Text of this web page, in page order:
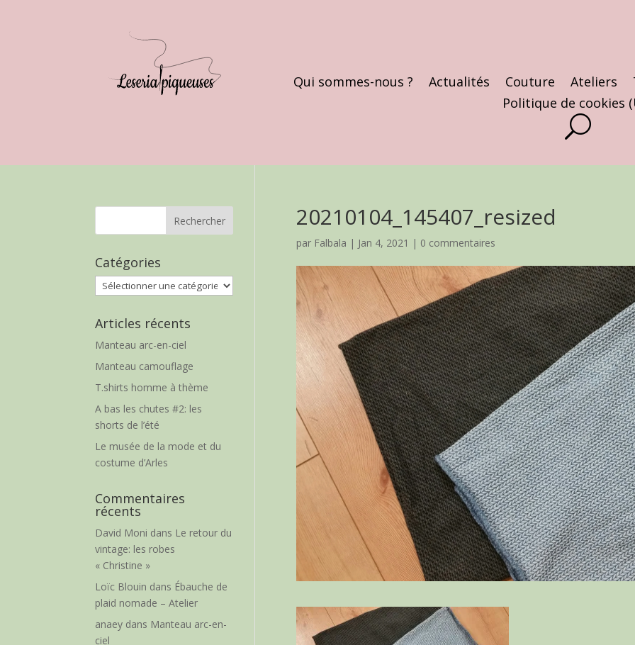
Qui sommes-nous ? Actualités Couture Ateliers
Politique de cookies
20210104_145407_resized
par Falbala | Jan 4, 2021 | 0 commentaires
Catégories
Catégories
Articles récents
Manteau arc-en-ciel
Manteau camouflage
T.shirts homme à thème
A bas les chutes #2: les
shorts de l’été
Le musée de la mode et du
costume d’Arles
Commentaires
récents
David Moni dans Le retour du
vintage: les robes
« Christine »
Loïc Blouin dans Ébauche de
plaid nomade – Atelier
anaey dans Manteau arc-en-
ciel